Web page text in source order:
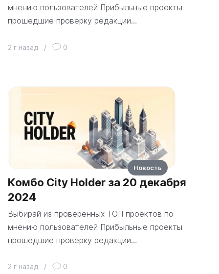
мнению пользователей Прибыльные проекты
прошедшие проверку редакции…
2 г назад / 0
Комбо City Holder за 20 декабря
2024
Выбирай из проверенных ТОП проектов по
мнению пользователей Прибыльные проекты
прошедшие проверку редакции…
2 г назад / 0
Новость